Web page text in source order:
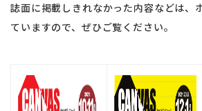
誌面に掲載しきれなかった内容などは、
ていますので、ぜひご覧ください。